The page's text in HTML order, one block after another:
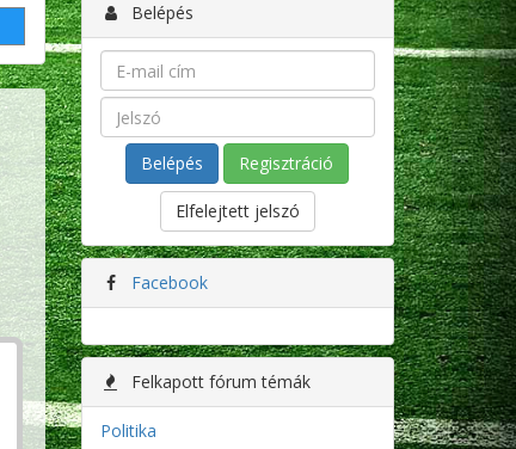
Belépés
Regisztráció
Elfelejtett jelszó
Facebook
Felkapott fórum témák
Politika